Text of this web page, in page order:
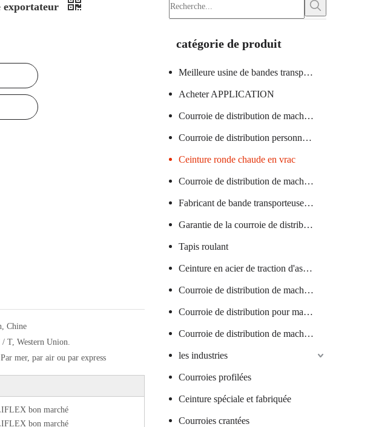
exportateur
Chine
/ T, Western Union.
Par mer, par air ou par express
catégorie de produit
Meilleure usine de bandes transporteuses
Acheter APPLICATION
Courroie de distribution de machine à verre certifiée
Courroie de distribution personnalisée
Ceinture ronde chaude en vrac
Courroie de distribution de machine textile chaude
Fabricant de bande transporteuse en PVC
Garantie de la courroie de distribution de la machine à saucisses
Tapis roulant
Ceinture en acier de traction d'ascenseur
Courroie de distribution de machine textile
Courroie de distribution pour machine à saucisses
Courroie de distribution de machine à verre
les industries
Courroies profilées
Ceinture spéciale et fabriquée
Courroies crantées